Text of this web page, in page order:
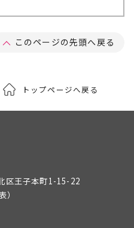
このページの先頭へ戻る
トップページへ戻る
王子本町1-15-22
）